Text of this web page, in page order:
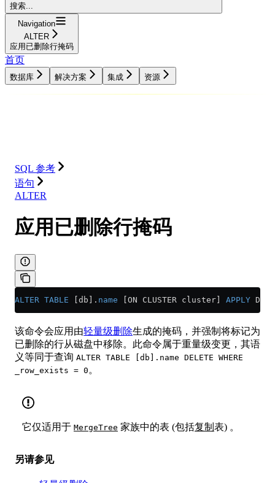
搜索...
Navigation
ALTER
应用已删除行掩码
首页
数据库 解决方案 集成 资源
SQL 参考
语句
ALTER
应用已删除行掩码
ALTER TABLE [db]. name [ON CLUSTER cluster] APPLY
该命令会应用由轻量级删除生成的掩码，并强制将标记为
已删除的行从磁盘中移除。此命令属于重量级变更，其语
义等同于查询 ALTER TABLE [db].name DELETE WHERE
_row_exists = 0。
它仅适用于 MergeTree 家族中的表 (包括复制 表) 。
另请参见